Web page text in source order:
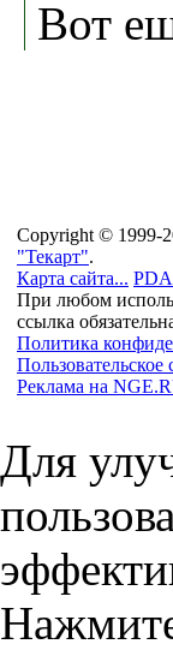
Вот
Copyright © 1999-
"Текарт".
Карта сайта...
При любом
ссылка
Политика
Пользовательское
Реклама на
Для